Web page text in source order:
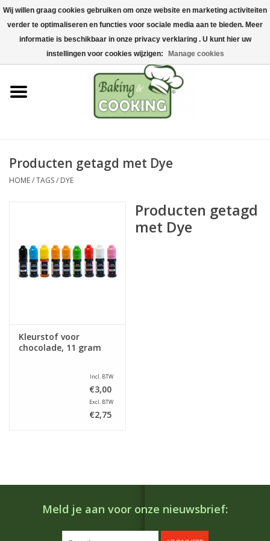
Home
Bak-& kookgerei
Machines & onderdelen
Chocolade & ijsbereiding
Hygiëne & opslag
Acties
Producten getagd met Dye
HOME/TAGS/ DYE
Kleurstof voor
chocolade, 11 gram
Incl. BTW
€3,00
Excl. BTW
€2,75
Producten getagd
met Dye
Meld je aan voor onze nieuwsbrief:
Wij willen graag cookies gebruiken om onze website en marketing activiteiten
verder te optimaliseren en functies voor sociale media aan te bieden. Meer
informatie is beschikbaar in onze privacy verklaring . U kunt hier uw
instellingen voor cookies wijzigen:
Manage cookies